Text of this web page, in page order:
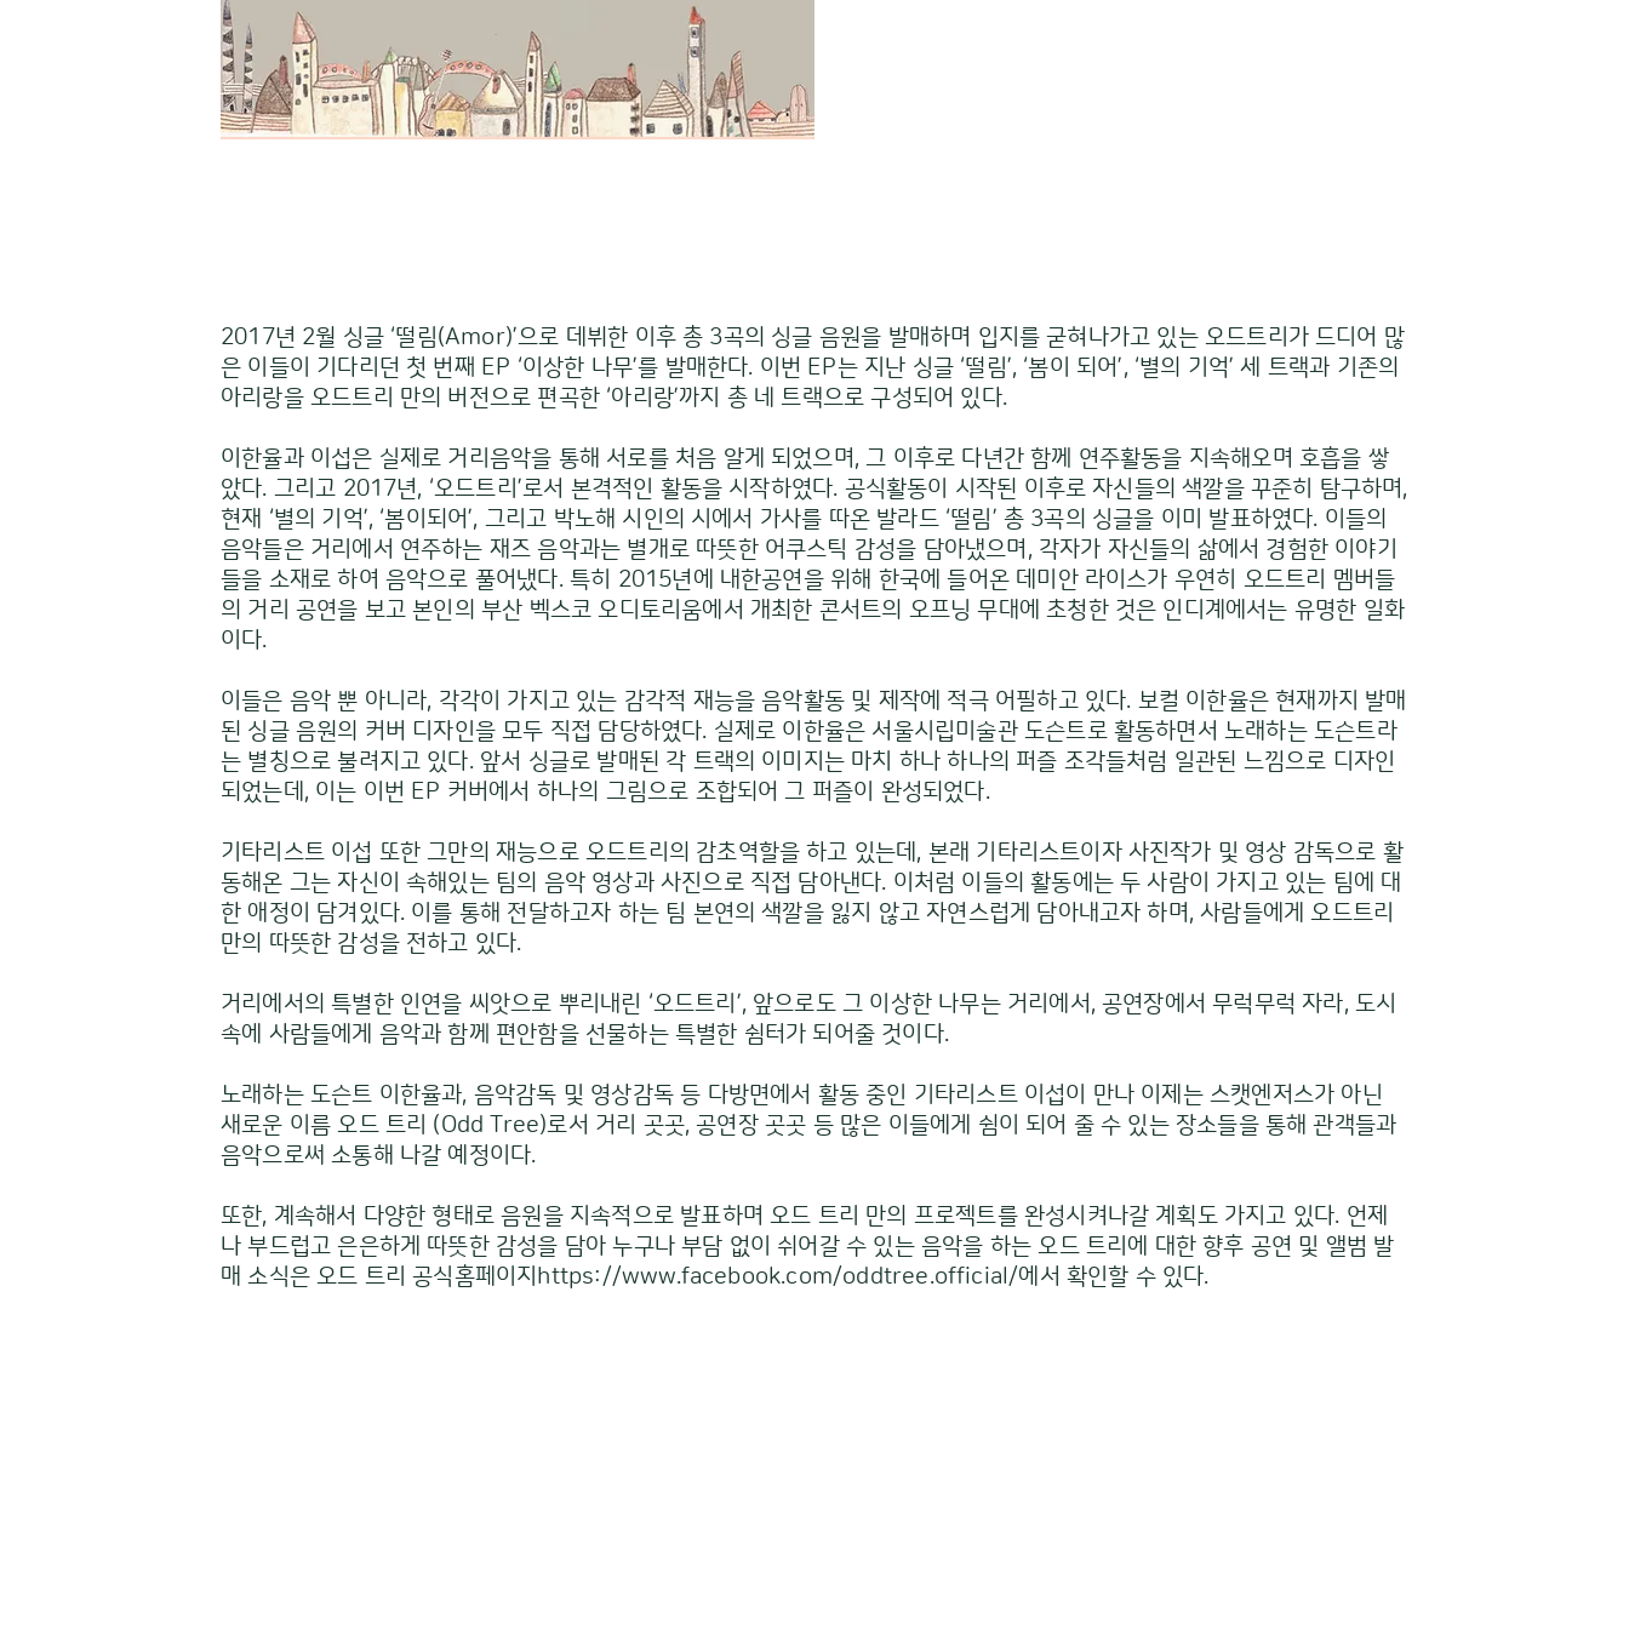
2017년 2월 싱글 ‘떨림(Amor)’으로 데뷔한 이후 총 3곡의 싱글 음원을 발매하며 입지를 굳혀나가고 있는 오드트리가 드디어 많
은 이들이 기다리던 첫 번째 EP ‘이상한 나무’를 발매한다. 이번 EP는 지난 싱글 ‘떨림’, ‘봄이 되어’, ‘별의 기억’ 세 트랙과 기존의
아리랑을 오드트리 만의 버전으로 편곡한 ‘아리랑’까지 총 네 트랙으로 구성되어 있다.
이한율과 이섭은 실제로 거리음악을 통해 서로를 처음 알게 되었으며, 그 이후로 다년간 함께 연주활동을 지속해오며 호흡을 쌓
았다. 그리고 2017년, ‘오드트리’로서 본격적인 활동을 시작하였다. 공식활동이 시작된 이후로 자신들의 색깔을 꾸준히 탐구하며,
현재 ‘별의 기억’, ‘봄이되어’, 그리고 박노해 시인의 시에서 가사를 따온 발라드 ‘떨림’ 총 3곡의 싱글을 이미 발표하였다. 이들의
음악들은 거리에서 연주하는 재즈 음악과는 별개로 따뜻한 어쿠스틱 감성을 담아냈으며, 각자가 자신들의 삶에서 경험한 이야기
들을 소재로 하여 음악으로 풀어냈다. 특히 2015년에 내한공연을 위해 한국에 들어온 데미안 라이스가 우연히 오드트리 멤버들
의 거리 공연을 보고 본인의 부산 벡스코 오디토리움에서 개최한 콘서트의 오프닝 무대에 초청한 것은 인디계에서는 유명한 일화
이다.
이들은 음악 뿐 아니라, 각각이 가지고 있는 감각적 재능을 음악활동 및 제작에 적극 어필하고 있다. 보컬 이한율은 현재까지 발매
된 싱글 음원의 커버 디자인을 모두 직접 담당하였다. 실제로 이한율은 서울시립미술관 도슨트로 활동하면서 노래하는 도슨트라
는 별칭으로 불려지고 있다. 앞서 싱글로 발매된 각 트랙의 이미지는 마치 하나 하나의 퍼즐 조각들처럼 일관된 느낌으로 디자인
되었는데, 이는 이번 EP 커버에서 하나의 그림으로 조합되어 그 퍼즐이 완성되었다.
기타리스트 이섭 또한 그만의 재능으로 오드트리의 감초역할을 하고 있는데, 본래 기타리스트이자 사진작가 및 영상 감독으로 활
동해온 그는 자신이 속해있는 팀의 음악 영상과 사진으로 직접 담아낸다. 이처럼 이들의 활동에는 두 사람이 가지고 있는 팀에 대
한 애정이 담겨있다. 이를 통해 전달하고자 하는 팀 본연의 색깔을 잃지 않고 자연스럽게 담아내고자 하며, 사람들에게 오드트리
만의 따뜻한 감성을 전하고 있다.
거리에서의 특별한 인연을 씨앗으로 뿌리내린 ‘오드트리’, 앞으로도 그 이상한 나무는 거리에서, 공연장에서 무럭무럭 자라, 도시
속에 사람들에게 음악과 함께 편안함을 선물하는 특별한 쉼터가 되어줄 것이다.
노래하는 도슨트 이한율과, 음악감독 및 영상감독 등 다방면에서 활동 중인 기타리스트 이섭이 만나 이제는 스캣엔저스가 아닌
새로운 이름 오드 트리 (Odd Tree)로서 거리 곳곳, 공연장 곳곳 등 많은 이들에게 쉼이 되어 줄 수 있는 장소들을 통해 관객들과
음악으로써 소통해 나갈 예정이다.
또한, 계속해서 다양한 형태로 음원을 지속적으로 발표하며 오드 트리 만의 프로젝트를 완성시켜나갈 계획도 가지고 있다. 언제
나 부드럽고 은은하게 따뜻한 감성을 담아 누구나 부담 없이 쉬어갈 수 있는 음악을 하는 오드 트리에 대한 향후 공연 및 앨범 발
매 소식은 오드 트리 공식홈페이지 https://www.facebook.com/oddtree.official/에서 확인할 수 있다.